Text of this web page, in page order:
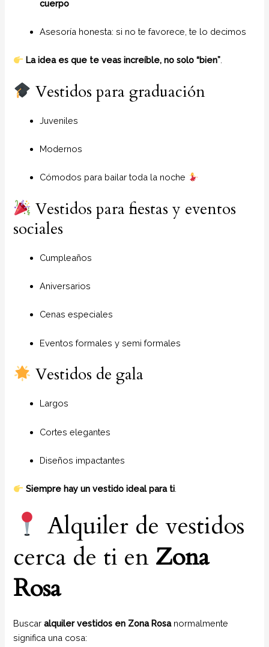
cuerpo
Asesoría honesta: si no te favorece, te lo decimos
La idea es que te veas increíble, no solo “bien”.
Vestidos para graduación
Juveniles
Modernos
Cómodos para bailar toda la noche
Vestidos para fiestas y eventos
sociales
Cumpleaños
Aniversarios
Cenas especiales
Eventos formales y semi formales
Vestidos de gala
Largos
Cortes elegantes
Diseños impactantes
Siempre hay un vestido ideal para ti
Alquiler de vestidos
cerca de ti en Zona
Rosa
Buscaralquiler vestidos en Zona Rosa normalmente
significa una cosa: